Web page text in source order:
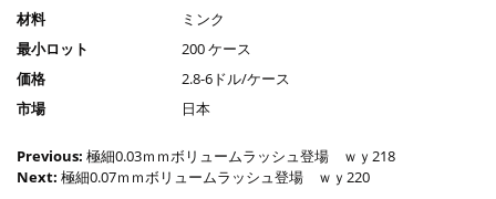
材料
ミンク
最小ロット
200 ケース
価格
2.8-6ドル/ケース
市場
日本
Previous: 極細0.03ｍｍボリュームラッシュ登場 ｗｙ218
Next: 極細0.07ｍｍボリュームラッシュ登場 ｗｙ220